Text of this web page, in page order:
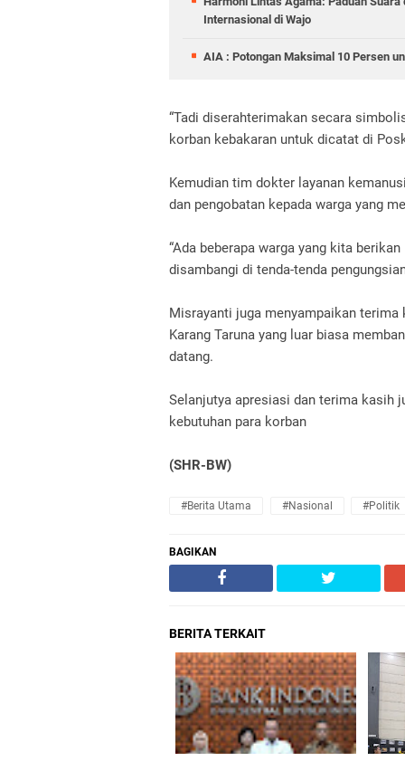
Internasional di Wajo
AIA : Potongan Maksimal 10 Persen
“Tadi diserahterimakan secara
korban kebakaran untuk dicatat di
Kemudian tim dokter layanan
dan pengobatan kepada warga yang
“Ada beberapa warga yang kita
disambangi di tenda-tenda
Misrayanti juga menyampaikan
Karang Taruna yang luar biasa
datang.
Selanjutya apresiasi dan terima kasih
kebutuhan para korban
(SHR-BW)
#Berita Utama #Nasional #Politik
BAGIKAN
BERITA TERKAIT